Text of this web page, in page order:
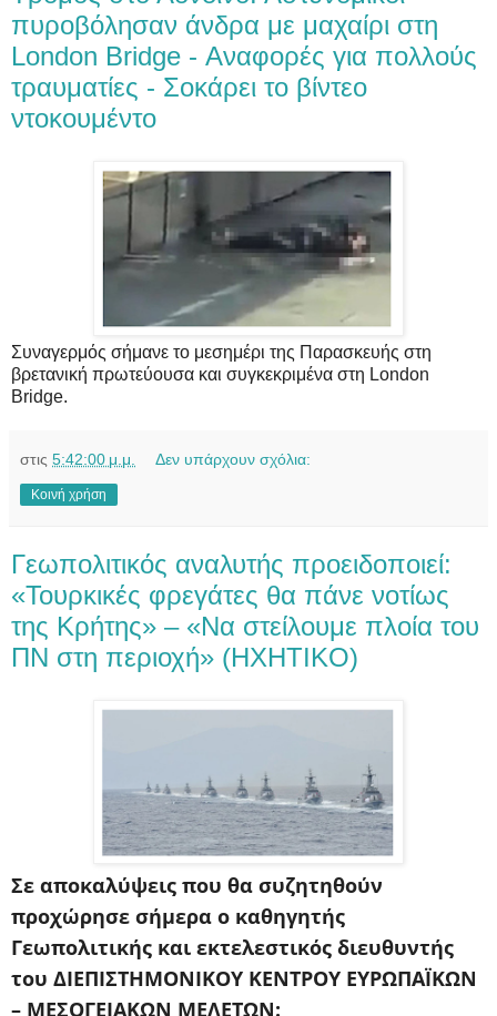
πυροβόλησαν άνδρα με μαχαίρι στη
London Bridge - Αναφορές για πολλούς
τραυματίες - Σοκάρει το βίντεο
ντοκουμέντο
Συναγερμός σήμανε το μεσημέρι της Παρασκευής στη
βρετανική πρωτεύουσα και συγκεκριμένα στη London
Bridge.
στις 5:42:00 μ.μ. Δεν υπάρχουν σχόλια:
Κοινή χρήση
Γεωπολιτικός αναλυτής προειδοποιεί:
«Τουρκικές φρεγάτες θα πάνε νοτίως
της Κρήτης» – «Να στείλουμε πλοία του
ΠΝ στη περιοχή» (HXHTIKO)
Σε αποκαλύψεις που θα συζητηθούν
προχώρησε σήμερα ο καθηγητής
Γεωπολιτικής και εκτελεστικός διευθυντής
του ΔΙΕΠΙΣΤΗΜΟΝΙΚΟΥ ΚΕΝΤΡΟΥ ΕΥΡΩΠΑΪΚΩΝ
– ΜΕΣΟΓΕΙΑΚΩΝ ΜΕΛΕΤΩΝ: